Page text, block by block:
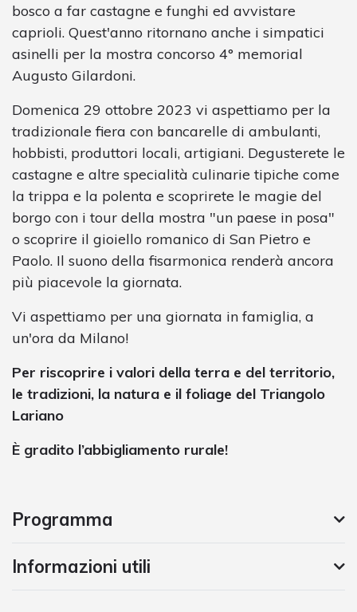
bosco a far castagne e funghi ed avvistare
caprioli. Quest'anno ritornano anche i simpatici
asinelli per la mostra concorso 4° memorial
Augusto Gilardoni.
Domenica 29 ottobre 2023 vi aspettiamo per la
tradizionale fiera con bancarelle di ambulanti,
hobbisti, produttori locali, artigiani. Degusterete le
castagne e altre specialità culinarie tipiche come
la trippa e la polenta e scoprirete le magie del
borgo con i tour della mostra "un paese in posa"
o scoprire il gioiello romanico di San Pietro e
Paolo. Il suono della fisarmonica renderà ancora
più piacevole la giornata.
Vi aspettiamo per una giornata in famiglia, a
un'ora da Milano!
Per riscoprire i valori della terra e del territorio,
le tradizioni, la natura e il foliage del Triangolo
Lariano
È gradito l’abbigliamento rurale!
Programma
Informazioni utili